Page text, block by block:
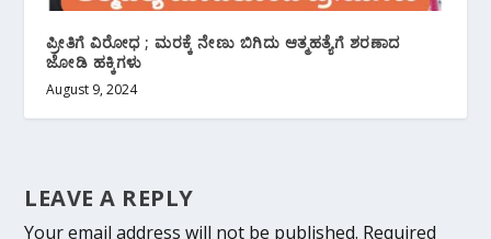
ಪ್ರೀತಿಗೆ ವಿರೋಧ ; ಮರಕ್ಕೆ ನೇಣು ಬಿಗಿದು ಆತ್ಮಹತ್ಯೆಗೆ ಶರಣಾದ
ಜೋಡಿ ಹಕ್ಕಿಗಳು
August 9, 2024
LEAVE A REPLY
Your email address will not be published. Required